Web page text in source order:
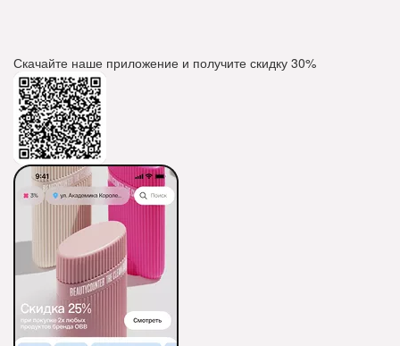
Скачайте наше приложение и получите скидку 30%